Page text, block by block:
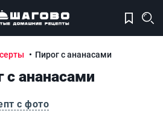
Пирог с ананасами
с ананасами
с фото